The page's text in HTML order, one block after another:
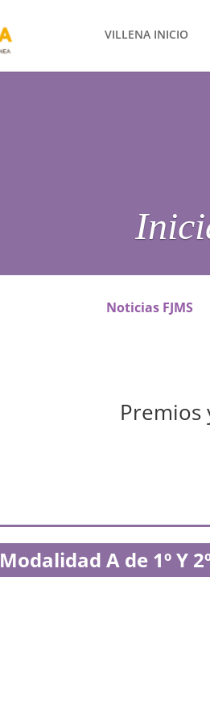
VILLENA INICIO
Noticias FJMS
Premios
Modalidad A de 1º Y